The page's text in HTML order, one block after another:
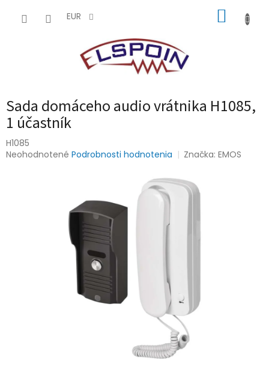
EUR
Sada domáceho audio vrátnika H1085,
1 účastník
H1085
Priemerné
Neohodnotené Podrobnosti hodnotenia Značka:EMOS